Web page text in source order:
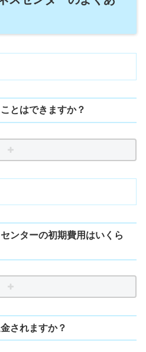
とはできますか？
ンターの初期費用はいくら
されますか？